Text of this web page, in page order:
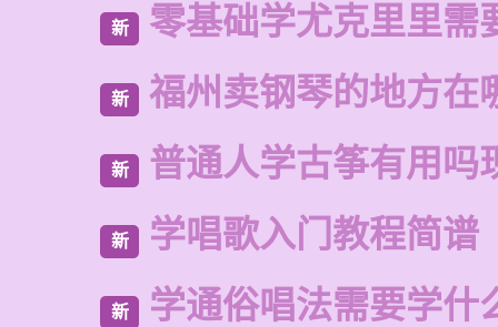
新 零基础学尤克里里需
新 福州卖钢琴的地方在
新 普通人学古筝有用吗
新 学唱歌入门教程简谱
新 学通俗唱法需要学什